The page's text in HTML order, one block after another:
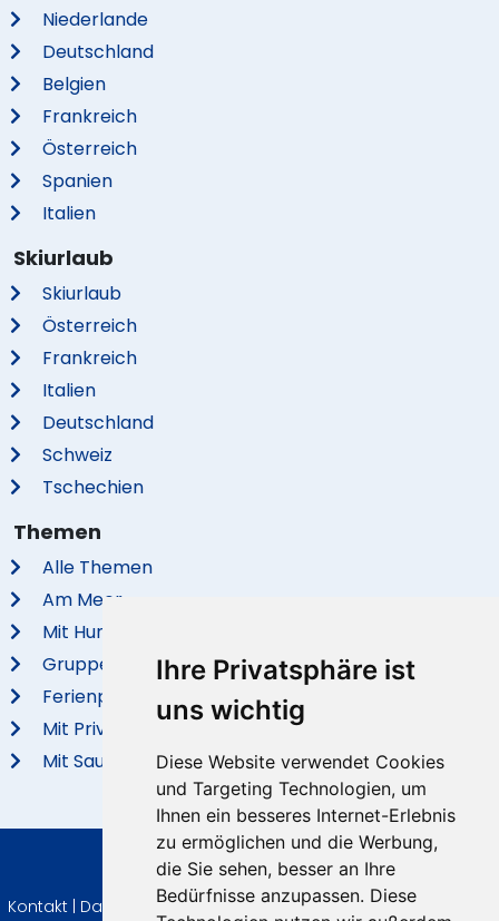
Ihre Privatsphäre ist
uns wichtig
Diese Website verwendet Cookies
und Targeting Technologien, um
Ihnen ein besseres Internet-Erlebnis
zu ermöglichen und die Werbung,
die Sie sehen, besser an Ihre
Bedürfnisse anzupassen. Diese
Niederlande
Deutschland
Belgien
Frankreich
Österreich
Spanien
Italien
Skiurlaub
Skiurlaub
Österreich
Frankreich
Italien
Deutschland
Schweiz
Tschechien
Themen
Alle Themen
Am Meer
Mit Hund
Gruppenhäuser
Ferienparks
Mit Privatem Pool
Mit Sauna
© 2026 VidaVilla.com
Kontakt Datenschutz|Cookie Einstellungen| Widerrufsrecht